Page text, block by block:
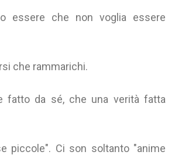
essere che non voglia essere
che rammarichi.
fatto da sé, che una verità fatta
piccole". Ci son soltanto "anime